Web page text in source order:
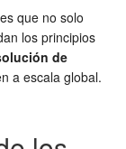
que no solo
los principios
de
a escala global.